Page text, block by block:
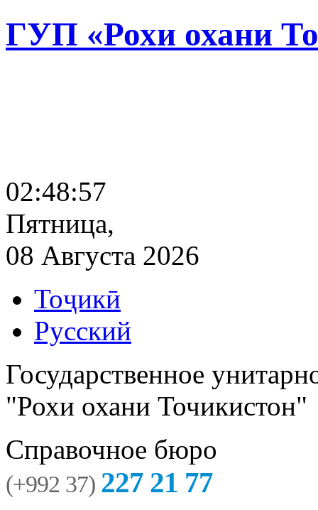
ГУП «Рохи охани
02:48:58
Пятница,
08 Августа 2026
Тоҷикӣ
Русский
Государственное
"Рохи охани Точикистон"
Справочное бюро
(+992 37) 227 21 77